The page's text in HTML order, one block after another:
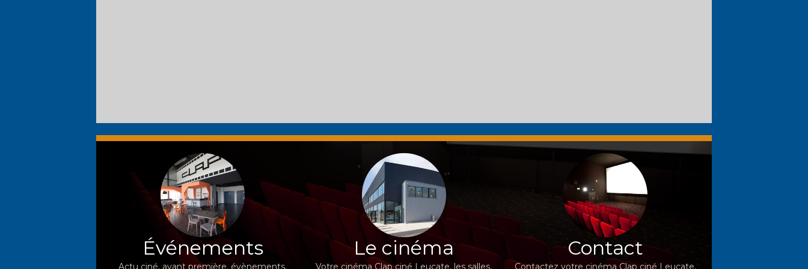
Événements
Actu ciné, avant première, évènements,
Le cinéma
Votre cinéma Clap ciné Leucate, les salles,
Contact
Contactez votre cinéma Clap ciné Leucate,